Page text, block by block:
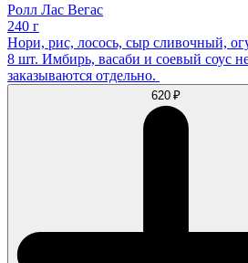
Ролл Лас Вегас
240 г
Нори, рис, лосось, сыр сливочный,
8 шт. Имбирь, васаби и соевый соус
заказываются отдельно.
620 ₽